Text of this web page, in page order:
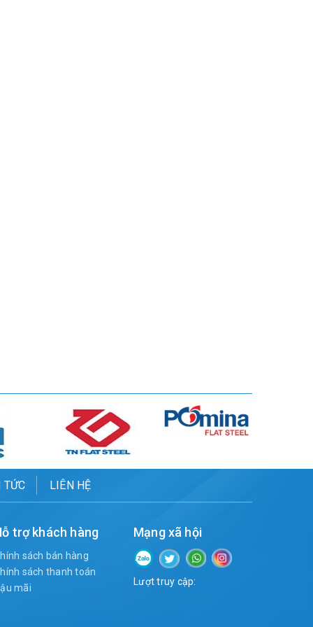
TỨC LIÊN HỆ
trợ khách hàng
sách bán hàng
sách thanh toán
mãi
Mạng xã hội
Lượt truy cập: